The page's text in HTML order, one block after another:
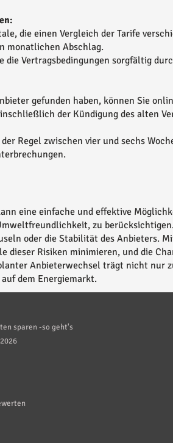
die einen Vergleich der Tarife
monatlichen Abschlag.
die Vertragsbedingungen sorgfältig
gefunden haben, können Sie
der Kündigung des alten
Regel zwischen vier und sechs
eine einfache und effektive
zu
oder die Stabilität des Anbieters.
dieser Risiken minimieren, und die
Anbieterwechsel trägt nicht nur
dem Energiemarkt.
sparen -so geht's